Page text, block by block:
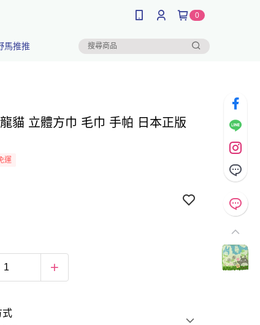
0
馬推推
貓 立體方巾 毛巾 手帕 日本正版
運
式